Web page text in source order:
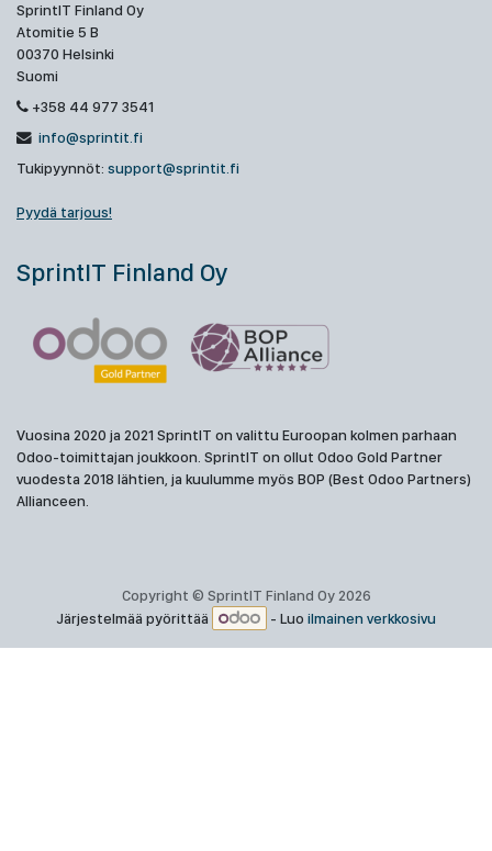
SprintIT Finland Oy
Atomitie 5 B
00370 Helsinki
Suomi
+358 44 977 3541
info@sprintit.fi
Tukipyynnöt: support@sprintit.fi
Pyydä tarjous!
SprintIT Finland Oy
Vuosina 2020 ja 2021 SprintIT on valittu Euroopan kolmen parhaan
Odoo-toimittajan joukkoon. SprintIT on ollut Odoo Gold Partner
vuodesta 2018 lähtien, ja kuulumme myös BOP (Best Odoo Partners)
Allianceen.
Copyright © SprintIT Finland Oy 2026
Järjestelmää pyörittää
- Luo ilmainen verkkosivu